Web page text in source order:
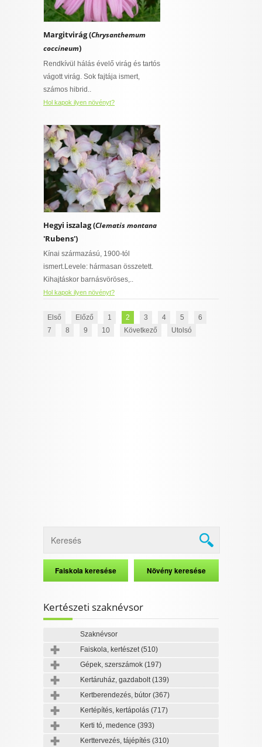
Margitvirág (Chrysanthemum
coccineum)
Rendkívül hálás évelő virág és tartós
vágott virág. Sok fajtája ismert,
számos hibrid..
Hol kapok ilyen növényt?
Hegyi iszalag (Clematis montana
'Rubens')
Kínai származású, 1900-tól
ismert.Levele: hármasan összetett.
Kihajtáskor barnásvöröses,..
Hol kapok ilyen növényt?
Első Előző 1 2 3 4 5
6
7
8 9 10 Következő Utolsó
Kertészeti szaknévsor
Szaknévsor
Faiskola, kertészet(510)
Gépek, szerszámok (197)
Kertáruház, gazdabolt(139)
Kertberendezés, bútor (367)
Kertépítés, kertápolás (717)
Kerti tó, medence (393)
Kerttervezés, tájépítés (310)